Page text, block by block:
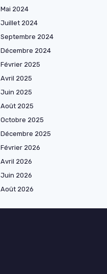
Mai 2024
Juillet 2024
Septembre 2024
Décembre 2024
Février 2025
Avril 2025
Juin 2025
Août 2025
Octobre 2025
Décembre 2025
Février 2026
Avril 2026
Juin 2026
Août 2026